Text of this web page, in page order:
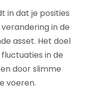
in dat je posities
in de
asset. Het doel
in de
door slimme
voeren.